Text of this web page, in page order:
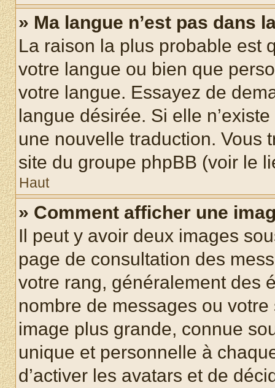
» Ma langue n’est pas dans
La raison la plus probable est
votre langue ou bien que
votre langue. Essayez de
langue désirée. Si elle
une nouvelle traduction. Vous
site du groupe phpBB (voir le
Haut
» Comment afficher une
Il peut y avoir deux images
page de consultation des
votre rang, généralement des
nombre de messages ou
image plus grande, connue
unique et personnelle à
d’activer les avatars et de